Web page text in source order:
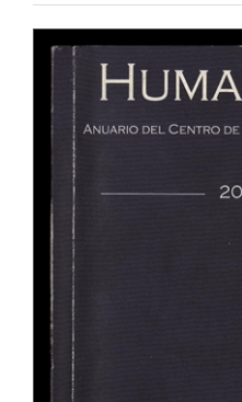
Barra
lateral
del
artículo